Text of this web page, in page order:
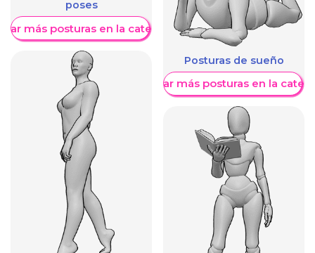
poses
más posturas en la categoría
Posturas de sueño
Mostrar más posturas en la